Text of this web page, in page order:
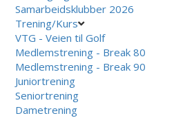
Samarbeidsklubber 2026
Trening/Kurs
VTG - Veien til Golf
Medlemstrening - Break 80
Medlemstrening - Break 90
Juniortrening
Seniortrening
Dametrening